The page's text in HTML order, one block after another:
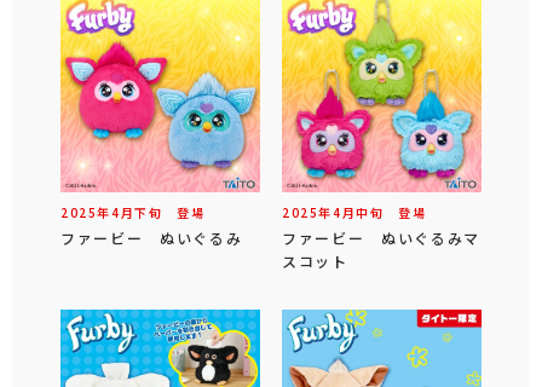
2025年4 月下旬 登場
ファービー ぬいぐるみ
2025年4 月中旬 登場
ファービー ぬいぐるみマ
スコット